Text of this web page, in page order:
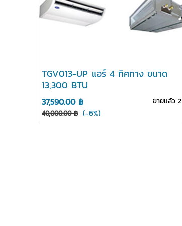
TGV013-UP แอร์ 4 ทิศทาง ขนาด
13,300 BTU
37,590.00 ฿
40,000.00 ฿ (-6%)
ขายแล้ว 2